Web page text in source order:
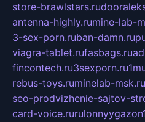
store-brawlstars.ru
antenna-highly.rumine-lab-
3-sex-porn.ruban-damn.ru
viagra-tablet.rufasbags.ru
fincontech.ru3sexporn.ru
rebus-toys.ruminelab-msk.ru
seo-prodvizhenie-sajtov-
card-voice.ru